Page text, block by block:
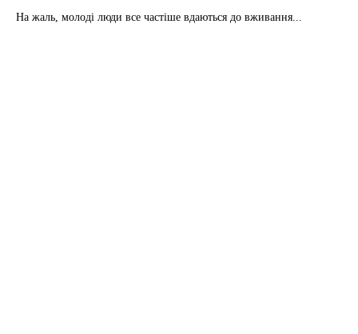
На жаль, молоді люди все частіше вдаються до вживання...